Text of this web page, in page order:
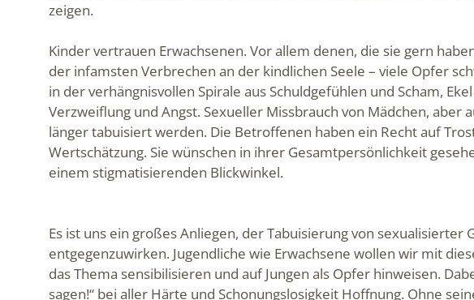
zeigen.
Kinder vertrauen Erwachsenen. Vor allem denen, die sie gern
der infamsten Verbrechen an der kindlichen Seele – viele Opfer
in der verhängnisvollen Spirale aus Schuldgefühlen und Scham,
Verzweiflung und Angst. Sexueller Missbrauch von Mädchen, aber
länger tabuisiert werden. Die Betroffenen haben ein Recht auf
Wertschätzung. Sie wünschen in ihrer Gesamtpersönlichkeit
einem stigmatisierenden Blickwinkel.
Es ist uns ein großes Anliegen, der Tabuisierung von sexualisierter
entgegenzuwirken. Jugendliche wie Erwachsene wollen wir mit
das Thema sensibilisieren und auf Jungen als Opfer hinweisen.
sagen!“ bei aller Härte und Schonungslosigkeit Hoffnung. Ohne